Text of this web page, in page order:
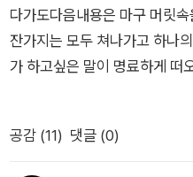
다가도다음내용은 마구 머릿
잔가지는 모두 쳐나가고 하나
가 하고싶은 말이 명료하게 떠
드르는 적어도 국내에서는 아
겠지만...라캉,르장드르,푸코에
공감 (11) 댓글 (0)